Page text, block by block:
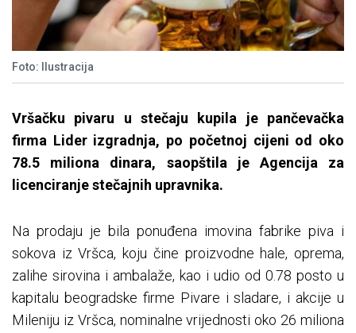
Foto: Ilustracija
Vršačku pivaru u stečaju kupila je pančevačka
firma Lider izgradnja, po početnoj cijeni od oko
78.5 miliona dinara, saopštila je Agencija za
licenciranje stečajnih upravnika.
Na prodaju je bila ponuđena imovina fabrike piva i
sokova iz Vršca, koju čine proizvodne hale, oprema,
zalihe sirovina i ambalaže, kao i udio od 0.78 posto u
kapitalu beogradske firme Pivare i sladare, i akcije u
Mileniju iz Vršca, nominalne vrijednosti oko 26 miliona